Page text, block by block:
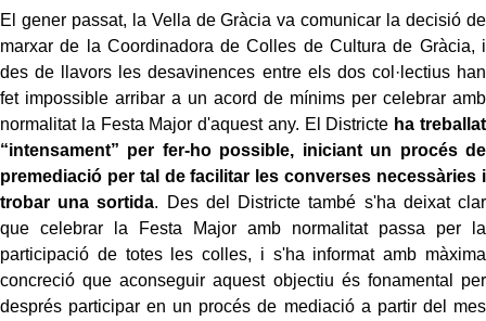
El gener passat, la Vella de Gràcia va comunicar la decisió de
marxar de la Coordinadora de Colles de Cultura de Gràcia, i
des de llavors les desavinences entre els dos col·lectius han
fet impossible arribar a un acord de mínims per celebrar amb
normalitat la Festa Major d'aquest any. El Districte ha treballat
“intensament” per fer-ho possible, iniciant un procés de
premediació per tal de facilitar les converses necessàries i
trobar una sortida. Des del Districte també s'ha deixat clar
que celebrar la Festa Major amb normalitat passa per la
participació de totes les colles, i s'ha informat amb màxima
concreció que aconseguir aquest objectiu és fonamental per
després participar en un procés de mediació a partir del mes